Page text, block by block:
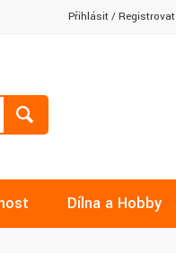
Přihlásit/Registrovat
Dílna a Hobby